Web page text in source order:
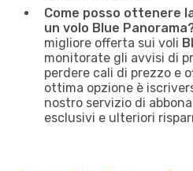
Come posso ottenere
un volo Blue
migliore offerta sui voli
monitorate gli avvisi di
perdere cali di prezzo e
ottima opzione è
nostro servizio di
esclusivi e ulteriori